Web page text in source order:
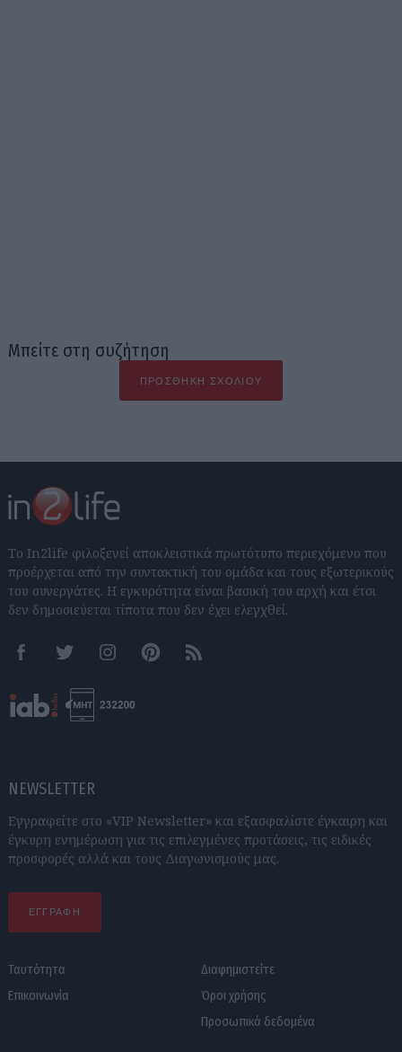
Μπείτε στη συζήτηση
ΠΡΟΣΘΉΚΗ ΣΧΟΛΊΟΥ
Το In2life φιλοξενεί αποκλειστικά πρωτότυπο περιεχόμενο που
προέρχεται από την συντακτική του ομάδα και τους εξωτερικούς
του συνεργάτες. Η εγκυρότητα είναι βασική του αρχή και έτσι
δεν δημοσιεύεται τίποτα που δεν έχει ελεγχθεί.
FacebookTwitter InstagramPinterestRSS feeds
NEWSLETTER
Εγγραφείτε στο «VIP Newsletter» και εξασφαλίστε έγκαιρη και
έγκυρη ενημέρωση για τις επιλεγμένες προτάσεις, τις ειδικές
προσφορές αλλά και τους Διαγωνισμούς μας.
ΕΓΓΡΑΦΗ
Ταυτότητα
Επικοινωνία
Διαφημιστείτε
Όροι χρήσης
Προσωπικά δεδομένα